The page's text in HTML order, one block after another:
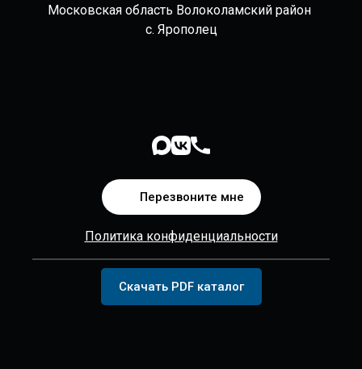
Московская область Волоколамский район
с. Ярополец
Перезвоните мне
Политика конфиденциальности
Скачать PDF каталог